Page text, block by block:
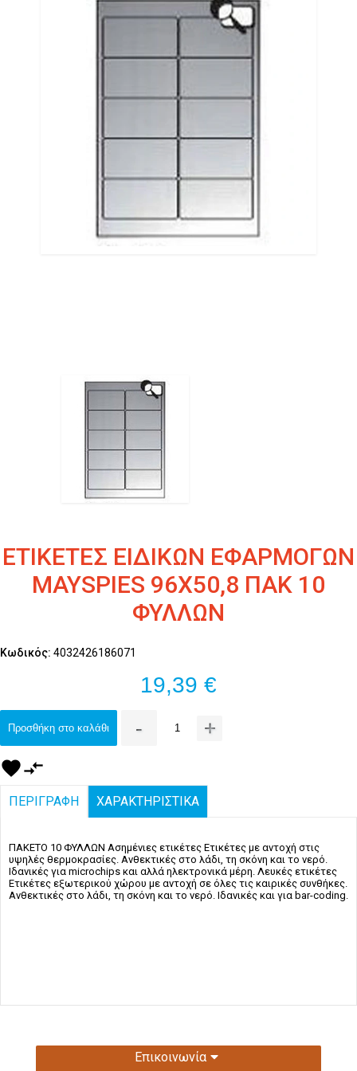
ΕΤΙΚΕΤΕΣ ΕΙΔΙΚΩΝ ΕΦΑΡΜΟΓΩΝ
MAYSPIES 96Χ50,8 ΠΑΚ 10
ΦΥΛΛΩΝ
Κωδικός: 4032426186071
19,39 €
Προσθήκη στο καλάθι - +
favoritecompare_arrows
ΠΕΡΙΓΡΑΦΗ ΧΑΡΑΚΤΗΡΙΣΤΙΚΑ
ΠΑΚΕΤΟ 10 ΦΥΛΛΩΝ Ασημένιες ετικέτες Ετικέτες με αντοχή στις
υψηλές θερμοκρασίες. Ανθεκτικές στο λάδι, τη σκόνη και το νερό.
Ιδανικές για microchips και αλλά ηλεκτρονικά μέρη. Λευκές ετικέτες
Ετικέτες εξωτερικού χώρου με αντοχή σε όλες τις καιρικές συνθήκες.
Ανθεκτικές στο λάδι, τη σκόνη και το νερό. Ιδανικές και για bar-coding.
Επικοινωνία